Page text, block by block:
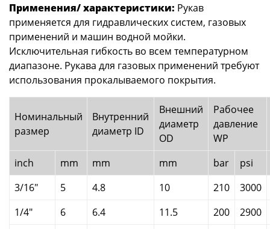
Применения/ характеристики: Рукав
применяется для гидравлических систем, газовых
применений и машин водной мойки.
Исключительная гибкость во всем температурном
диапазоне. Рукава для газовых применений требуют
использования прокалываемого покрытия.
Номинальный
размер
Внутренний
диаметр ID
Внешний
диаметр
OD
Рабочее
давление
WP
inch
mm mm mm bar
psi
3/16"
5 4.8 10 210
3000
1/4"
6 6.4 11.5 200
2900